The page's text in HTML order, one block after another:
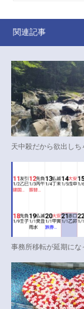
関連記事
天中殺だから欲出しち
事務所移転が延期にな